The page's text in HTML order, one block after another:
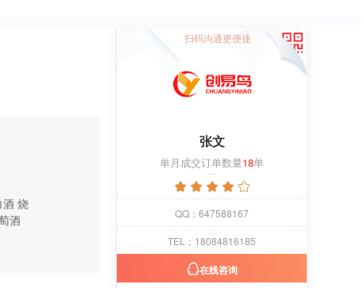
酒 烧
酒
扫码沟通更便捷
张文
单月成交订单数量18单
QQ：647588167
TEL：18084816185
在线咨询
c**1 购买 萝卜
c**8购买 古雍堂
c**2购买 奢选